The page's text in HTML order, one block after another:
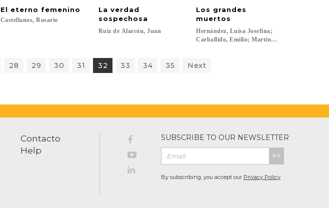
El eterno femenino
Castellanos, Rosario
La verdad
sospechosa
Ruiz de Alarcón, Juan
Los grandes
muertos
Hernández, Luisa Josefina;
Carballido, Emilio; Martínez Monroy,
28 29 30 31 32 33 34 35 Next
Contacto
Help
SUBSCRIBE TO OUR NEWSLETTER
>>
By subscribing, you accept our Privacy Policy